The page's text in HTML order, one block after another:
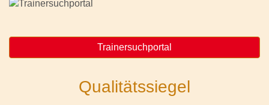
Trainersuchportal
Qualitätssiegel